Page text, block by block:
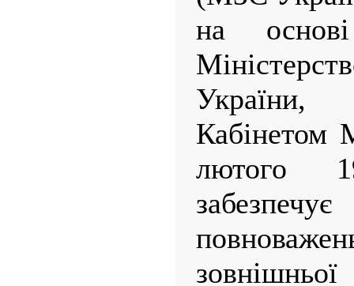
на
Кабінетом
лютого